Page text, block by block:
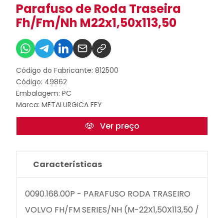
Parafuso de Roda Traseira
Fh/Fm/Nh M22x1,50x113,50
Código do Fabricante: 812500
Código: 49862
Embalagem: PC
Marca: METALURGICA FEY
Ver preço
Características
0090.168.00P - PARAFUSO RODA TRASEIRO
VOLVO FH/FM SERIES/NH (M-22X1,50X113,50 /